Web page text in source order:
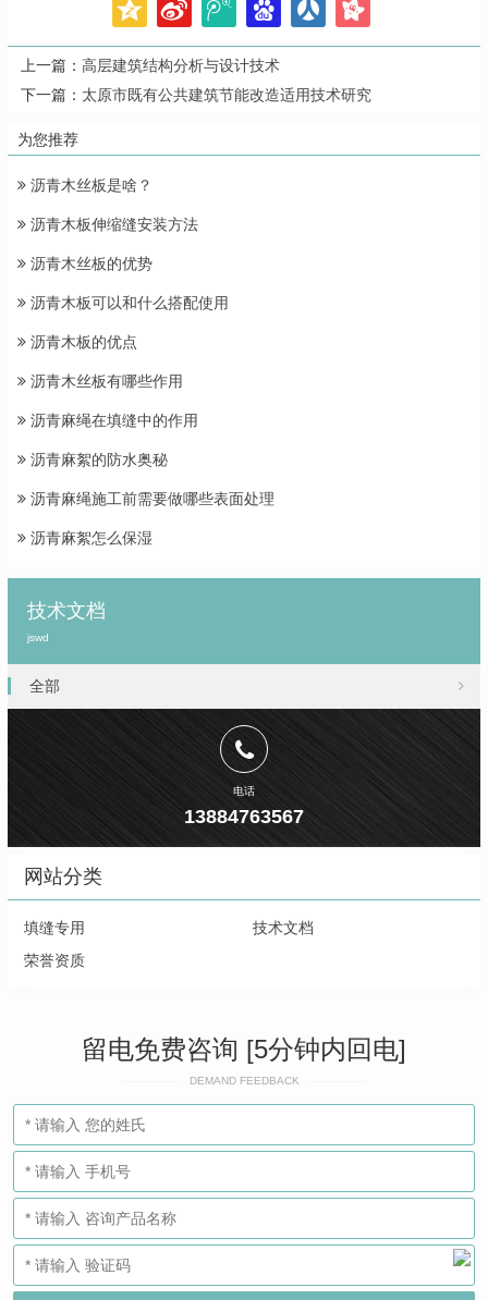
上一篇： 高层建筑结构分析与设计技术
下一篇： 太原市既有公共建筑节能改造适用技术研究
为您推荐
沥青木丝板是啥？
沥青木板伸缩缝安装方法
沥青木丝板的优势
沥青木板可以和什么搭配使用
沥青木板的优点
沥青木丝板有哪些作用
沥青麻绳在填缝中的作用
沥青麻絮的防水奥秘
沥青麻绳施工前需要做哪些表面处理
沥青麻絮怎么保湿
技术文档
jswd
全部
电话
13884763567
网站分类
填缝专用
技术文档
荣誉资质
留电免费咨询 [5分钟内回电]
DEMAND FEEDBACK